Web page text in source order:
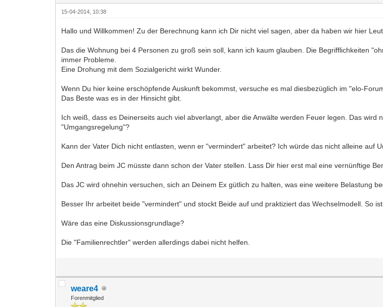
15-04-2014, 10:38
Hallo und Willkommen! Zu der Berechnung kann ich Dir nicht viel sagen, aber da haben wir hier
Das die Wohnung bei 4 Personen zu groß sein soll, kann ich kaum glauben. Die Begrifflichkeiten
immer Probleme.
Eine Drohung mit dem Sozialgericht wirkt Wunder.
Wenn Du hier keine erschöpfende Auskunft bekommst, versuche es mal diesbezüglich im "elo-
Das Beste was es in der Hinsicht gibt.
Ich weiß, dass es Deinerseits auch viel abverlangt, aber die Anwälte werden Feuer legen. Das
"Umgangsregelung"?
Kann der Vater Dich nicht entlasten, wenn er "vermindert" arbeitet? Ich würde das nicht alleine auf
Den Antrag beim JC müsste dann schon der Vater stellen. Lass Dir hier erst mal eine vernünftige
Das JC wird ohnehin versuchen, sich an Deinem Ex gütlich zu halten, was eine weitere Belastung
Besser Ihr arbeitet beide "vermindert" und stockt Beide auf und praktiziert das Wechselmodell. So
Wäre das eine Diskussionsgrundlage?
Die "Familienrechtler" werden allerdings dabei nicht helfen.
weare4
Forenmitglied